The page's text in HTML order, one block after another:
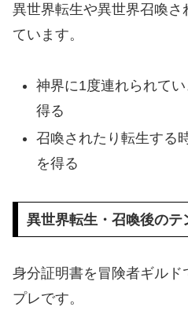
異世界転生や異世界召喚さ
ています。
神界に1度連れられて
得る
召喚されたり転生する
を得る
異世界転生・召喚後のテ
身分証明書を冒険者ギル
プレです。